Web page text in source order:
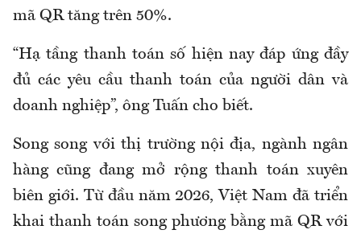
mã QR tăng trên 50%.
“Hạ tầng thanh toán số hiện nay đáp ứng đầy
đủ các yêu cầu thanh toán của người dân và
doanh nghiệp”, ông Tuấn cho biết.
Song song với thị trường nội địa, ngành ngân
hàng cũng đang mở rộng thanh toán xuyên
biên giới. Từ đầu năm 2026, Việt Nam đã triển
khai thanh toán song phương bằng mã QR với